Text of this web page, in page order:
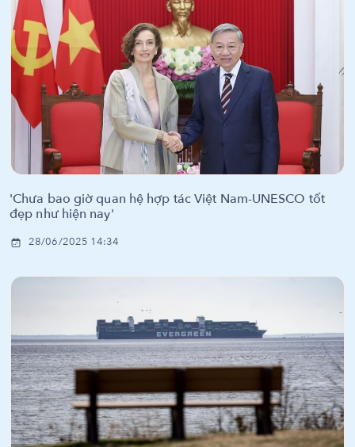
'Chưa bao giờ quan hệ hợp tác Việt Nam-UNESCO tốt
đẹp như hiện nay'
28/06/2025 14:34